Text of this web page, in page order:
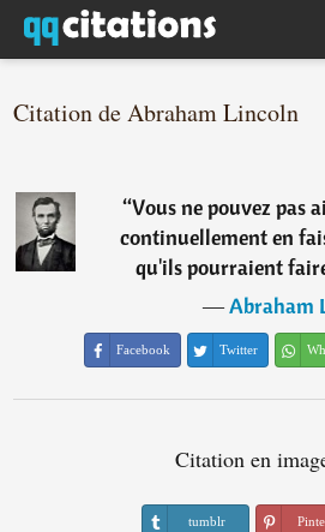
Citation de Abraham Lincoln
“Vous ne pouvez pas
continuellement en
qu'ils pourraient
―Abraham
Facebook Twitter
Citation en
tumblr